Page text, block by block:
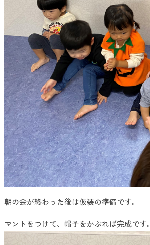
朝の会が終わった後は仮装の準備です。
マントをつけて、帽子をかぶれば完成です。